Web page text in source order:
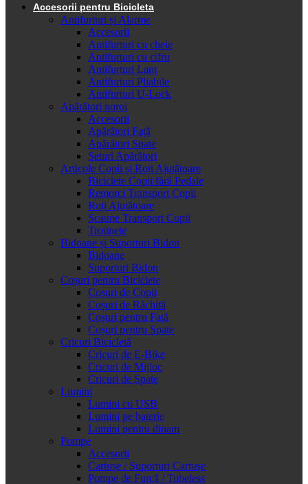
Accesorii pentru Bicicleta
Antifurturi și Alarme
Accesorii
Antifurturi cu cheie
Antifurturi cu cifru
Antifurturi Lanț
Antifurturi Pliabile
Antifurturi U-Lock
Apărători noroi
Accesorii
Apărători Față
Apărători Spate
Seturi Apărători
Articole Copii și Roți Ajutătoare
Biciclete Copii fără Pedale
Remorci Transport Copii
Roți Ajutătoare
Scaune Transport Copii
Trotinete
Bidoane și Suporturi Bidon
Bidoane
Suporturi Bidon
Coșuri pentru Biciclete
Cosuri de Copii
Coșuri de Răchită
Coșuri pentru Față
Coșuri pentru Spate
Cricuri Bicicletă
Cricuri de E-Bike
Cricuri de Mijloc
Cricuri de Spate
Lumini
Lumini cu USB
Lumini pe baterie
Lumini pentru dinam
Pompe
Accesorii
Cartușe / Suporturi Cartușe
Pompe de Furcă / Tubeless